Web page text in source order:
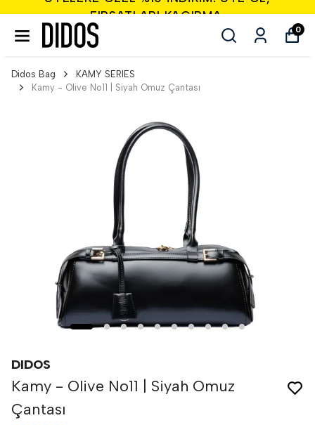
FIRSATLARI KAÇIRMA.
0
Didos Bag
KAMY SERIES
Kamy - Olive No11 | Siyah Omuz Çantası
DIDOS
Kamy - Olive No11 | Siyah Omuz
Çantası